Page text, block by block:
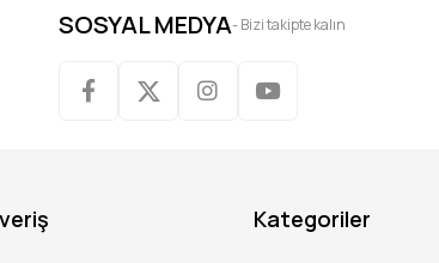
SOSYAL MEDYA- Bizi takipte kalın
Kategoriler